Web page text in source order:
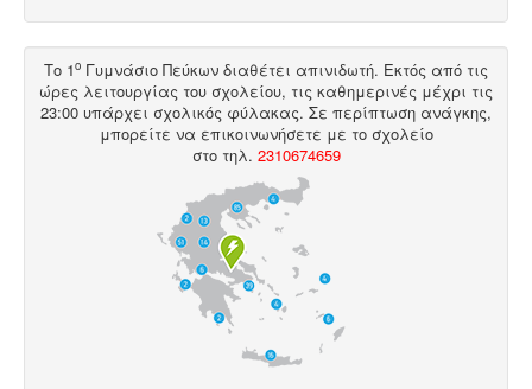
Το 1ο Γυμνάσιο Πεύκων διαθέτει απινιδωτή. Εκτός από τις
ώρες λειτουργίας του σχολείου, τις καθημερινές μέχρι τις
23:00 υπάρχει σχολικός φύλακας. Σε περίπτωση ανάγκης,
μπορείτε να επικοινωνήσετε με το σχολείο
στο τηλ. 2310674659